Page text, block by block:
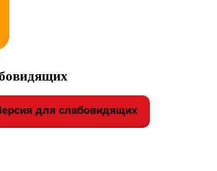
для слабовидящих